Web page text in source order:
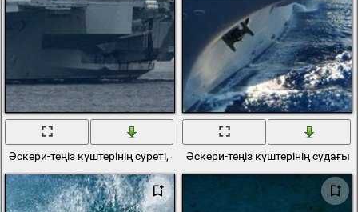
Әскери-теңіз күштерінің суреті, әскери кемеӘскери-теңіз күштерінің судағы